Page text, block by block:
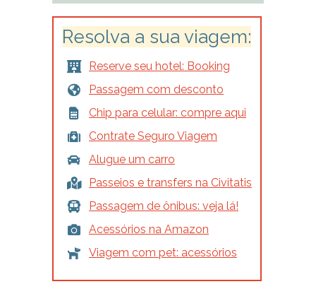
Resolva a sua viagem:
Reserve seu hotel: Booking
Passagem com desconto
Chip para celular: compre aqui
Contrate Seguro Viagem
Alugue um carro
Passeios e transfers na Civitatis
Passagem de ônibus: veja lá!
Acessórios na Amazon
Viagem com pet: acessórios